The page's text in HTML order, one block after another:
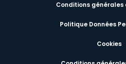
Conditions
Politique Données
Cookies